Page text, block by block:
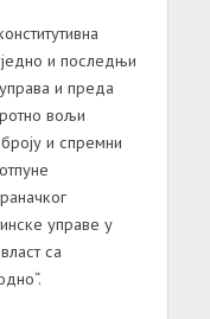
и последњи
и преда
вољи
и спремни
управе у
са